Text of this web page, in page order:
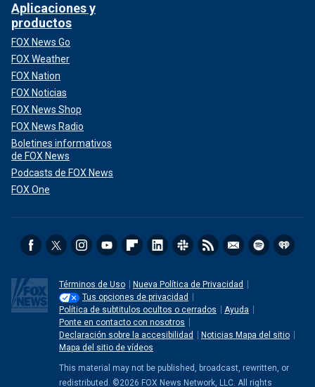
Aplicaciones y
productos
FOX News Go
FOX Weather
FOX Nation
FOX Noticias
FOX News Shop
FOX News Radio
Boletines informativos
de FOX News
Podcasts de FOX News
FOX One
Términos de Uso
Nueva Política de Privacidad
Tus opciones de privacidad
Política de subtitulos ocultos o cerrados
Ayuda
Ponte en contacto con nosotros
Declaración sobre la accesibilidad
Noticias Mapa del sitio
Mapa del sitio de vídeos
This material may not be published, broadcast, rewritten, or
redistributed. ©2026 FOX News Network, LLC. All rights